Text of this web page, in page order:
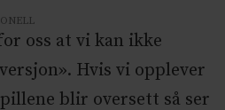
oss at vi kan ikke
Hvis vi opplever
blir oversett så ser